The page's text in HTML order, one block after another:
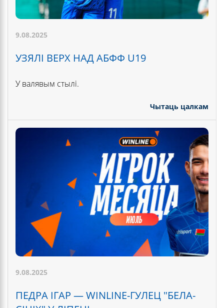
9.08.2025
УЗЯЛІ ВЕРХ НАД АБФФ U19
У валявым стылі.
Чытаць цалкам
9.08.2025
ПЕДРА ІГАР — WINLINE-ГУЛЕЦ "БЕЛА-